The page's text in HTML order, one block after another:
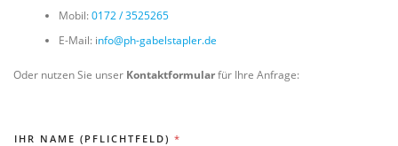
Mobil:0172 / 3525265
E-Mail: info@ph-gabelstapler.de
Oder nutzen Sie unser Kontaktformularfür Ihre Anfrage:
IHR NAME (PFLICHTFELD) *